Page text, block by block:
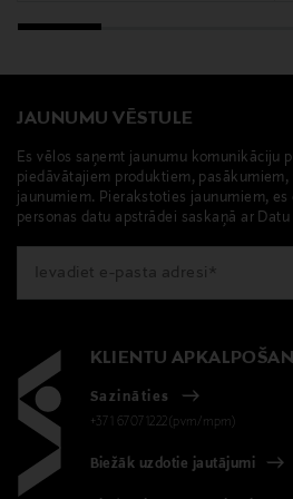
JAUNUMU VĒSTULE
Es vēlos saņemt jaunumu komunikāciju
piedāvātajiem produktiem,
jaunumiem. Pierakstoties jaunumiem, es
personas datu apstrādei saskaņā ar
KLIENTU
Sazināties
+371 67071222(pvm/mpm)
Biežāk uzdotie jautājumi